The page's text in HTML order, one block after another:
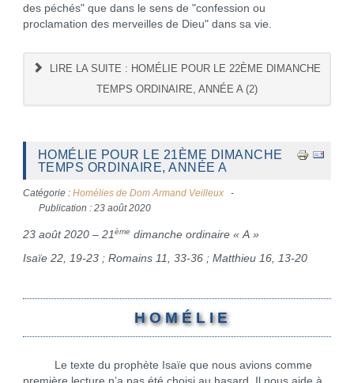
des péchés" que dans le sens de "confession ou
proclamation des merveilles de Dieu" dans sa vie.
LIRE LA SUITE : HOMÉLIE POUR LE 22ÈME DIMANCHE
TEMPS ORDINAIRE, ANNÉE A (2)
HOMÉLIE POUR LE 21ÈME DIMANCHE
TEMPS ORDINAIRE, ANNÉE A
Catégorie : Homélies de Dom Armand Veilleux
Publication : 23 août 2020
23 août 2020 – 21ème dimanche ordinaire « A »
Isaïe 22, 19-23 ; Romains 11, 33-36 ; Matthieu 16, 13-20
H O M É L I E
Le texte du prophète Isaïe que nous avions comme